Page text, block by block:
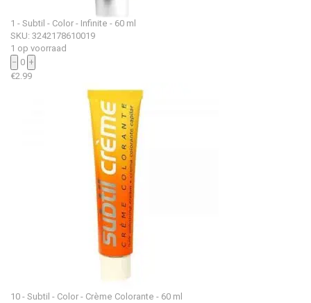
1 - Subtil - Color - Infinite - 60 ml
SKU: 3242178610019
1 op voorraad
− 0 +
€2.99
10 - Subtil - Color - Crème Colorante - 60 ml